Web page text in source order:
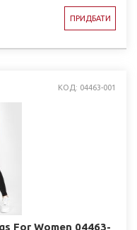
ПРИДБАТИ
КОД: 04463-001
For Women 04463-